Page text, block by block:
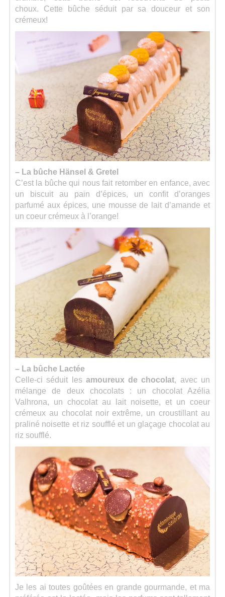
choux. Cette bûche séduit par sa douceur et son
crémeux!
– La bûche Hänsel & Gretel
C’est la bûche qui nous fait retomber en enfance, avec
un biscuit au pain d’épices, un confit d’oranges
parfumé aux épices, une mousse de lait d’amande et
un coeur crémeux à l’orange!
– La bûche Lactée
Celle-ci séduit les amoureux de chocolat, avec un
mélange de deux chocolats : un chocolat Azélia
Valhrona, un chocolat au lait noisette, et un coeur
crémeux au chocolat noir extrême, un croustillant au
praliné noisette et riz soufflé et un glaçage chocolat au
riz soufflé.
Je les ai toutes goûtées en grande gourmande, et ma